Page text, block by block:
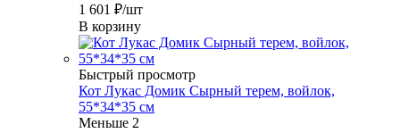
1 601 ₽/шт
В корзину
Быстрый просмотр
Кот Лукас Домик Сырный терем, войлок,
55*34*35 см
Меньше 2